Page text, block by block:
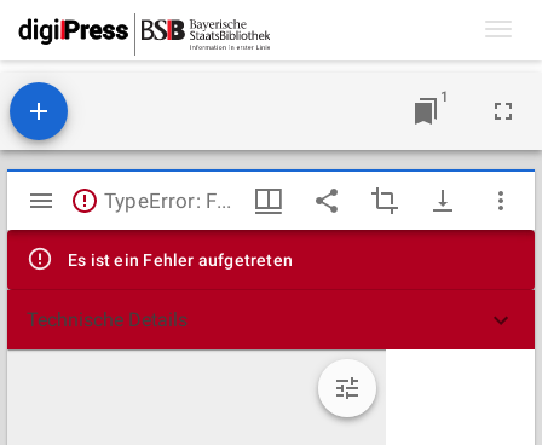
1
Mirador
Viewer
TypeError: Failed to fetch
Es ist ein Fehler aufgetreten
Technische Details